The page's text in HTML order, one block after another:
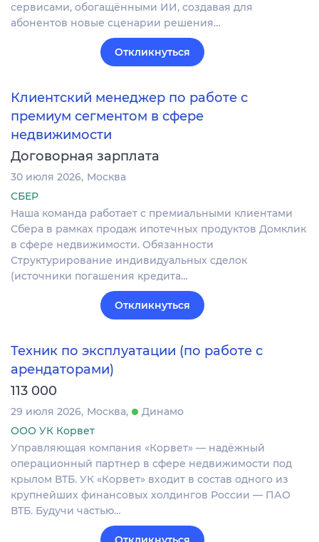
сервисами, обогащёнными ИИ, создавая для
абонентов новые сценарии решения…
Откликнуться
Клиентский менеджер по работе с
премиум сегментом в сфере
недвижимости
Договорная зарплата
30 июля 2026 Москва
СБЕР
Наша команда работает с премиальными клиентами
Сбера в рамках продаж ипотечных продуктов Домклик
в сфере недвижимости. Обязанности
Структурирование индивидуальных сделок
(источники погашения кредита…
Откликнуться
Техник по эксплуатации (по работе с
арендаторами)
113 000
29 июля 2026 Москва
Динамо
ООО УК Корвет
Управляющая компания «Корвет» — надёжный
операционный партнер в сфере недвижимости под
крылом ВТБ. УК «Корвет» входит в состав одного из
крупнейших финансовых холдингов России — ПАО
ВТБ. Будучи частью…